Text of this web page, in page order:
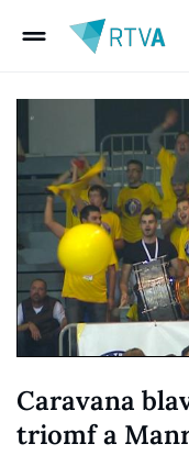
drag_handle
Caravana
triomf a